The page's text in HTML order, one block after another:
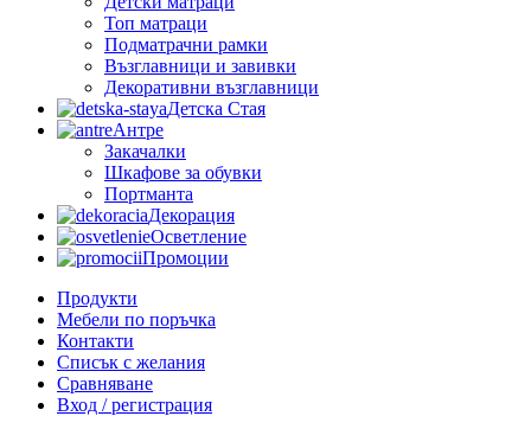
Топ матраци
Подматрачни рамки
Възглавници и завивки
Декоративни възглавници
Детска Стая
Антре
Закачалки
Шкафове за обувки
Портманта
Декорация
Осветление
Промоции
Продукти
Мебели по поръчка
Контакти
Списък с желания
Сравняване
Вход / регистрация